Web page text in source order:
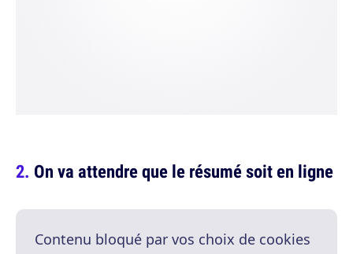
On va attendre que le résumé soit en ligne
Contenu bloqué par vos choix de cookies